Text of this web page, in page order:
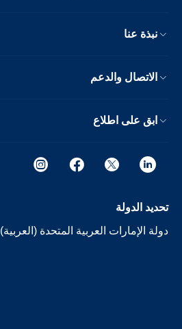
نبذة عنا
الاتصال والدعم
ابق على اطلاع
تحديد الدولة
دولة الإمارات العربية المتحدة (العربية)